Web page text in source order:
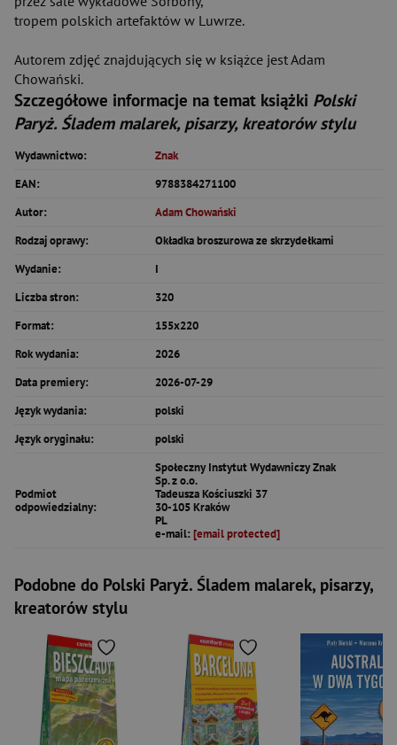
tropem polskich artefaktów w Luwrze.
Autorem zdjęć znajdujących się w książce jest Adam
Chowański.
Szczegółowe informacje na temat książki Polski
Paryż. Śladem malarek, pisarzy, kreatorów stylu
Wydawnictwo:
Znak
EAN:
9788384271100
Autor:
Adam Chowański
Rodzaj oprawy:
Okładka broszurowa ze skrzydełkami
Wydanie:
I
Liczba stron:
320
Format:
155x220
Rok wydania:
2026
Data premiery:
2026-07-29
Język wydania:
polski
Język oryginału:
polski
Podmiot
odpowiedzialny:
Społeczny Instytut Wydawniczy Znak
Sp. z o.o.
Tadeusza Kościuszki 37
30-105 Kraków
PL
e-mail: [email protected]
Podobne do Polski Paryż. Śladem malarek, pisarzy,
kreatorów stylu